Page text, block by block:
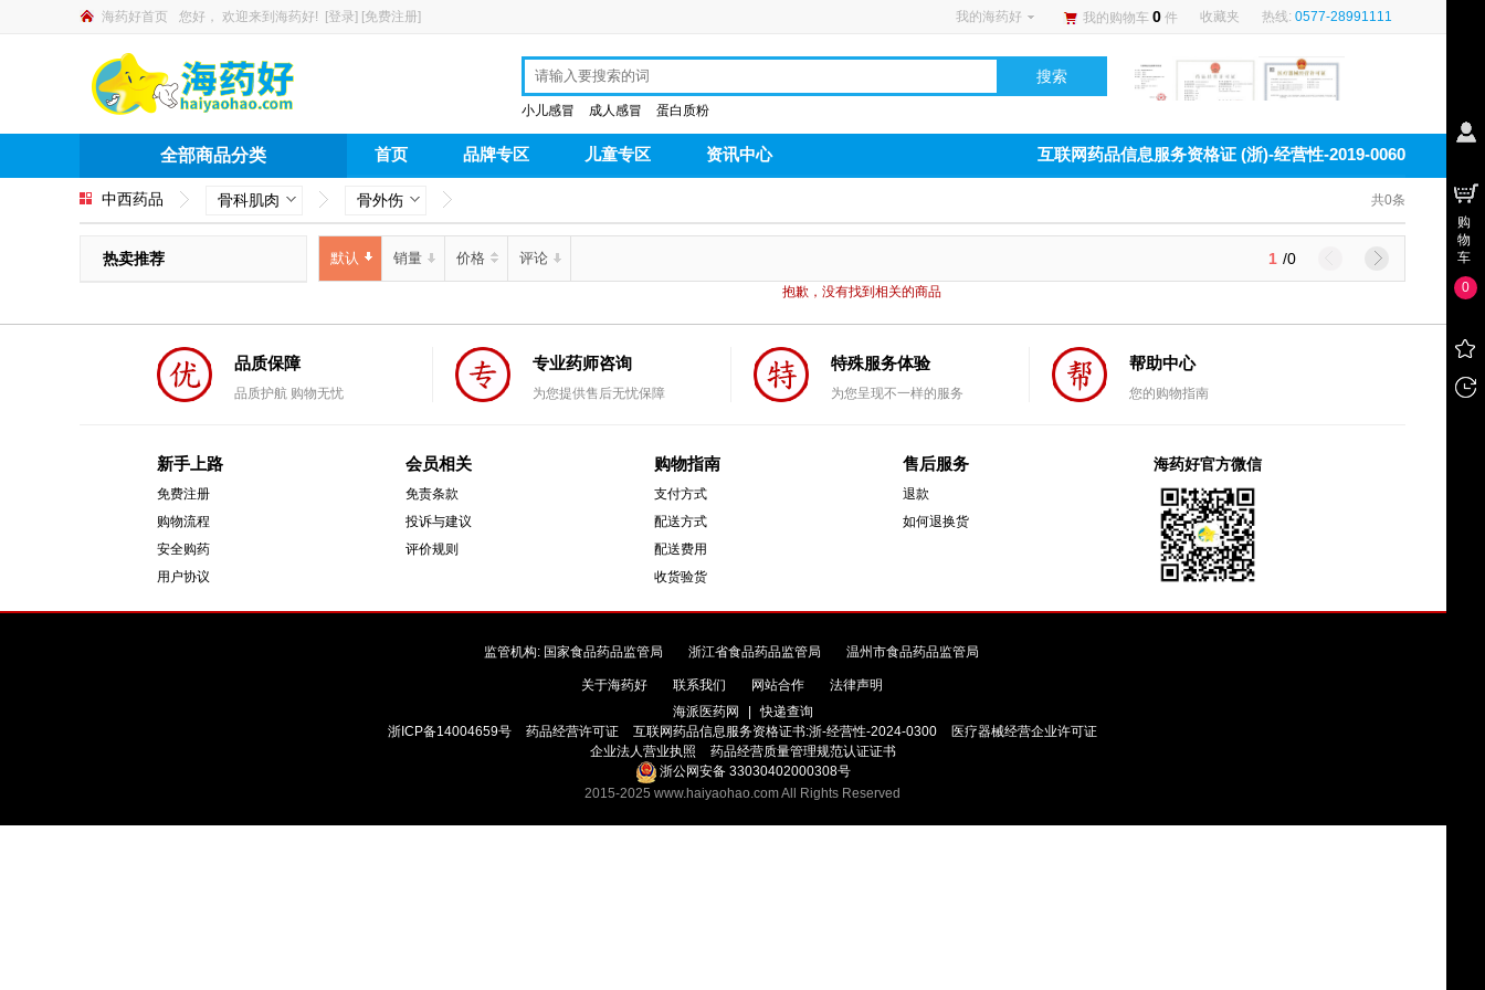
海药好首页 您好， 欢迎来到海药好! [登录] [免费注册] 我的海药好 我的购物车 0 件 收藏夹 热线: 0577-28991111
搜索
小儿感冒 成人感冒 蛋白质粉
全部商品分类 首页 品牌专区 儿童专区 资讯中心 互联网药品信息服务资格证 (浙)-经营性-2019-0060
中西药品 骨科肌肉 骨外伤 共0条
热卖推荐 默认 销量 价格 评论 1 /0
抱歉，没有找到相关的商品
品质保障
品质护航 购物无忧
专业药师咨询
为您提供售后无忧保障
特殊服务体验
为您呈现不一样的服务
帮助中心
您的购物指南
新手上路
免费注册
购物流程
安全购药
用户协议
会员相关
免责条款
投诉与建议
评价规则
购物指南
支付方式
配送方式
配送费用
收货验货
售后服务
退款
如何退换货
海药好官方微信
监管机构: 国家食品药品监管局 浙江省食品药品监管局 温州市食品药品监管局
关于海药好 联系我们 网站合作
法律声明
海派医药网
快递查询
浙ICP备14004659号
药品经营许可证 互联网药品信息服务资格证书:浙-经营性-2024-0300
医疗器械经营企业许可证
企业法人营业执照
药品经营质量管理规范认证证书
浙公网安备 33030402000308号
2015-2025 www.haiyaohao.com All Rights Reserved
购
物
车
0